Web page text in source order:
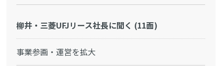
柳井・三菱UFJリース社長に聞く (11面)
事業参画・運営を拡大